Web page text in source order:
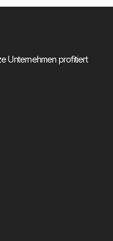
Unternehmen profitiert